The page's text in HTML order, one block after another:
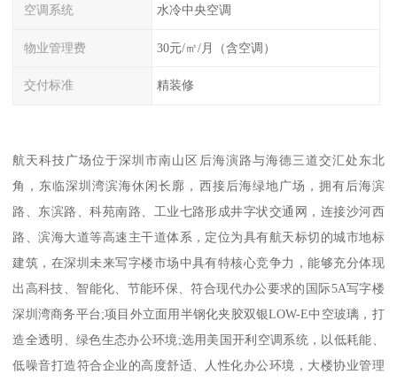
空调系统 水冷中央空调
物业管理费 30元/㎡/月（含空调）
交付标准 精装修
航天科技广场位于深圳市南山区后海演路与海德三道交汇处东北
角，东临深圳湾滨海休闲长廓，西接后海绿地广场，拥有后海滨
路、东滨路、科苑南路、工业七路形成井字状交通网，连接沙河西
路、滨海大道等高速主干道体系，定位为具有航天标切的城市地标
建筑，在深圳未来写字楼市场中具有特核心竞争力，能够充分体现
出高科技、智能化、节能环保、符合现代办公要求的国际5A写字楼
深圳湾商务平台;项目外立面用半钢化夹胶双银LOW-E中空玻璃，打
造全透明、绿色生态办公环境;选用美国开利空调系统，以低耗能、
低噪音打造符合企业的高度舒适、人性化办公环境，大楼协业管理